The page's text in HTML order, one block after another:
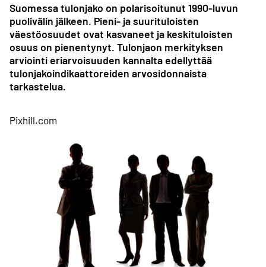
Suomessa tulonjako on polarisoitunut 1990-luvun
puolivälin jälkeen. Pieni- ja suurituloisten
väestöosuudet ovat kasvaneet ja keskituloisten
osuus on pienentynyt. Tulonjaon merkityksen
arviointi eriarvoisuuden kannalta edellyttää
tulonjako­indikaattoreiden arvosidonnaista
tarkastelua.
Pixhill.com